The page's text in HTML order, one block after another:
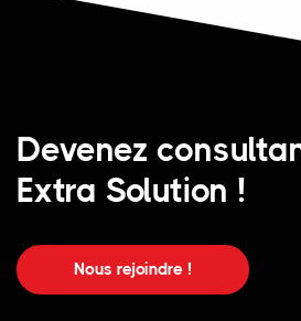
Devenez
Extra Solution !
Nous rejoindre !